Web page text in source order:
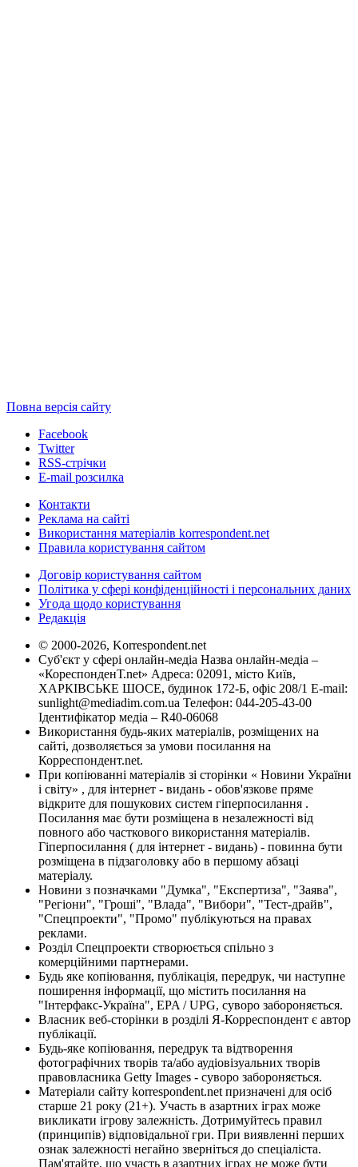
Повна версія сайту
Facebook
Twitter
RSS-стрічки
E-mail розсилка
Контакти
Реклама на сайті
Використання матеріалів korrespondent.net
Правила користування сайтом
Договір користування сайтом
Політика у сфері конфіденційності і персональних даних
Угода щодо користування
Редакція
© 2000-2026, Korrespondent.net
Суб'єкт у сфері онлайн-медіа Назва онлайн-медіа –
«КореспонденТ.net» Адреса: 02091, місто Київ,
ХАРКІВСЬКЕ ШОСЕ, будинок 172-Б, офіс 208/1 E-mail:
sunlight@mediadim.com.ua Телефон: 044-205-43-00
Ідентифікатор медіа – R40-06068
Використання будь-яких матеріалів, розміщених на
сайті, дозволяється за умови посилання на
Корреспондент.net.
При копіюванні матеріалів зі сторінки « Новини України
і світу» , для інтернет - видань - обов'язкове пряме
відкрите для пошукових систем гіперпосилання .
Посилання має бути розміщена в незалежності від
повного або часткового використання матеріалів.
Гіперпосилання ( для інтернет - видань) - повинна бути
розміщена в підзаголовку або в першому абзаці
матеріалу.
Новини з позначками "Думка", "Експертиза", "Заява",
"Регіони", "Гроші", "Влада", "Вибори", "Тест-драйв",
"Спецпроекти", "Промо" публікуються на правах
реклами.
Розділ Спецпроекти створюється спільно з
комерційними партнерами.
Будь яке копіювання, публікація, передрук, чи наступне
поширення інформації, що містить посилання на
"Інтерфакс-Україна", EPA / UPG, суворо забороняється.
Власник веб-сторінки в розділі Я-Корреспондент є автор
публікації.
Будь-яке копіювання, передрук та відтворення
фотографічних творів та/або аудіовізуальних творів
правовласника Getty Images - суворо забороняється.
Матеріали сайту korrespondent.net призначені для осіб
старше 21 року (21+). Участь в азартних іграх може
викликати ігрову залежність. Дотримуйтесь правил
(принципів) відповідальної гри. При виявленні перших
ознак залежності негайно зверніться до спеціаліста.
Пам'ятайте, що участь в азартних іграх не може бути